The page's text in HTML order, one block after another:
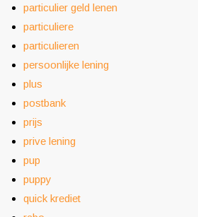
particulier geld lenen
particuliere
particulieren
persoonlijke lening
plus
postbank
prijs
prive lening
pup
puppy
quick krediet